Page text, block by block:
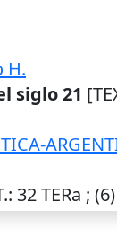
H.
siglo 21
: 32 TERa ; (6)